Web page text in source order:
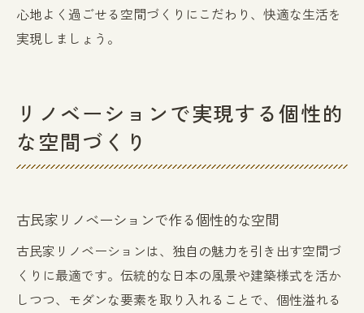
心地よく過ごせる空間づくりにこだわり、快適な生活を
実現しましょう。
リノベーションで実現する個性的
な空間づくり
古民家リノベーションで作る個性的な空間
古民家リノベーションは、独自の魅力を引き出す空間づ
くりに最適です。伝統的な日本の風景や建築様式を活か
しつつ、モダンな要素を取り入れることで、個性溢れる